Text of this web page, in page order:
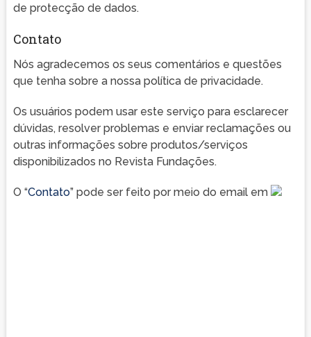
de protecção de dados.
Contato
Nós agradecemos os seus comentários e questões
que tenha sobre a nossa política de privacidade.
Os usuários podem usar este serviço para esclarecer
dúvidas, resolver problemas e enviar reclamações ou
outras informações sobre produtos/serviços
disponibilizados no Revista Fundações.
O “Contato” pode ser feito por meio do email em